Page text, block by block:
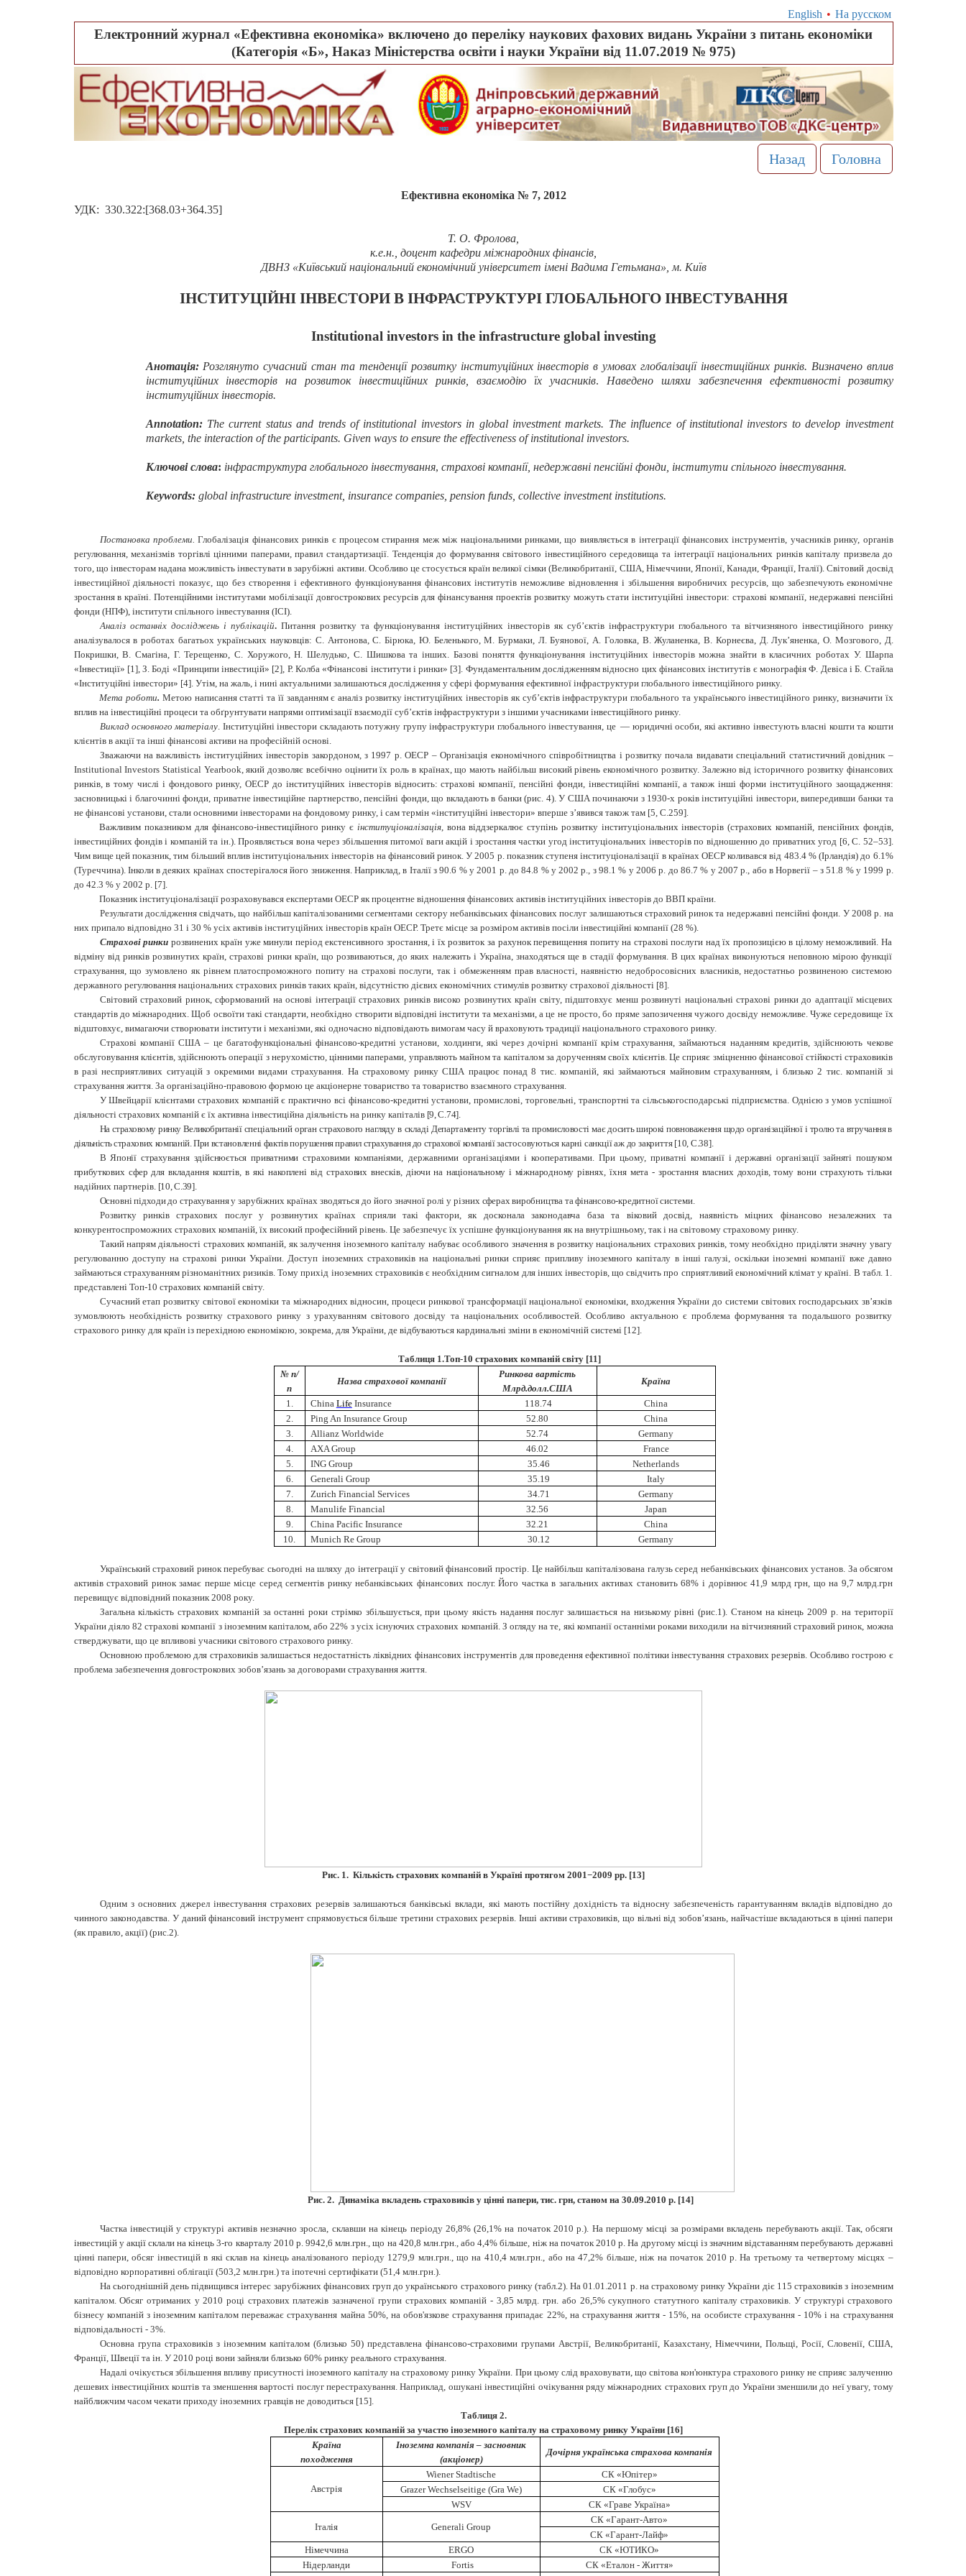
English • На русском
Електронний журнал «Ефективна економіка» включено до переліку наукових фахових видань України з питань економіки
(Категорія «Б», Наказ Міністерства освіти і науки України від 11.07.2019 № 975)
Назад Головна
Ефективна економіка № 7, 2012
УДК: 330.322:[368.03+364.35]
Т. О. Фролова,
к.е.н., доцент кафедри міжнародних фінансів,
ДВНЗ «Київський національний економічний університет імені Вадима Гетьмана», м. Київ
ІНСТИТУЦІЙНІ ІНВЕСТОРИ В ІНФРАСТРУКТУРІ ГЛОБАЛЬНОГО ІНВЕСТУВАННЯ
Institutional investors in the infrastructure global investing
Анотація: Розглянуто сучасний стан та тенденції розвитку інституційних інвесторів в умовах глобалізації інвестиційних ринків. Визначено вплив
інституційних інвесторів на розвиток інвестиційних ринків, взаємодію їх учасників. Наведено шляхи забезпечення ефективності розвитку
інституційних інвесторів.
Annotation: The current status and trends of institutional investors in global investment markets. The influence of institutional investors to develop investment
markets, the interaction of the participants. Given ways to ensure the effectiveness of institutional investors.
Ключові слова: інфраструктура глобального інвестування, страхові компанії, недержавні пенсійні фонди, інститути спільного інвестування.
Keywords: global infrastructure investment, insurance companies, pension funds, collective investment institutions.
Постановка проблеми.Глобалізація фінансових ринків є процесом стирання меж між національними ринками, що виявляється в інтеграції фінансових інструментів, учасників ринку, органів
регулювання, механізмів торгівлі цінними паперами, правил стандартизації. Тенденція до формування світового інвестиційного середовища та інтеграції національних ринків капіталу призвела до
того, що інвесторам надана можливість інвестувати в зарубіжні активи. Особливо це стосується країн великої сімки (Великобританії, США, Німеччини, Японії, Канади, Франції, Італії).Світовий досвід
інвестиційної діяльності показує, що без створення і ефективного функціонування фінансових інститутів неможливе відновлення і збільшення виробничих ресурсів, що забезпечують економічне
зростання в країні. Потенційними інститутами мобілізації довгострокових ресурсів для фінансування проектів розвитку можуть стати інституційні інвестори: страхові компанії, недержавні пенсійні
фонди (НПФ), інститути спільного інвестування (ІСІ).
Аналіз останніх досліджень і публікацій. Питання розвитку та функціонування інституційних інвесторів як суб’єктів інфраструктури глобального та вітчизняного інвестиційного ринку
аналізувалося в роботах багатьох українських науковців: С. Антонова, С. Бiрюка, Ю. Беленького, М. Бурмаки, Л. Буянової, А. Головка, В. Жуланенка, В. Корнеєва, Д. Лук’яненка, О. Мозгового, Д.
Покришки, В. Смагiна, Г. Терещенко, С. Хоружого, Н. Шелудько, С. Шишкова та iнших. Базові поняття функціонування інституційних інвесторів можна знайти в класичних роботах У. Шарпа
«Інвестиції» [1], З. Боді «Принципи інвестицій» [2], Р. Колба «Фінансові інститути і ринки» [3]. Фундаментальним дослідженням відносно цих фінансових інститутів є монографія Ф. Девіса і Б. Стайла
«Інституційні інвестори» [4]. Утім, на жаль, і нині актуальними залишаються дослідження у сфері формування ефективної інфраструктури глобального інвестиційного ринку.
Мета роботи. Метою написання статті та її завданням є аналіз розвитку інституційних інвесторів як суб’єктів інфраструктури глобального та українського інвестиційного ринку, визначити їх
вплив на інвестиційні процеси та обґрунтувати напрями оптимізації взаємодії суб’єктів інфраструктури з іншими учасниками інвестиційного ринку.
Виклад основного матеріалу. Інституційні інвестори складають потужну групу інфраструктури глобального інвестування, це— юридичні особи, які активно інвестують власні кошти та кошти
клієнтів в акції та інші фінансові активи на професійній основі.
Зважаючи на важливість інституційних інвесторів закордоном, з 1997 р. ОЕСР – Організація економічного співробітництва і розвитку почала видавати спеціальний статистичний довідник –
Institutional Investors Statistical Yearbook, який дозволяє всебічно оцінити їх роль в країнах, що мають найбільш високий рівень економічного розвитку. Залежно від історичного розвитку фінансових
ринків, в тому числі і фондового ринку, ОЕСР до інституційних інвесторів відносить: страхові компанії, пенсійні фонди, інвестиційні компанії, а також інші форми інституційного заощадження:
засновницькі і благочинні фонди, приватне інвестиційне партнерство, пенсійні фонди, що вкладають в банки (рис. 4). У США починаючи з 1930-х років інституційні інвестори, випередивши банки та
не фінансові установи, стали основними інвесторами на фондовому ринку, і сам термін «інституційні інвестори» вперше з’явився також там [5, С.259].
Важливим показником для фінансово-інвестиційного ринку є інституціоналізація, вона віддзеркалює ступінь розвитку інституціональних інвесторів (страхових компаній, пенсійних фондів,
інвестиційних фондів і компаній та ін.). Проявляється вона через збільшення питомої ваги акцій і зростання частки угод інституціональних інвесторів по відношенню до приватних угод [6, С. 52–53].
Чим вище цей показник, тим більший вплив інституціональних інвесторів на фінансовий ринок. У 2005 р. показник ступеня інституціоналізації в країнах ОЕСР коливався від 483.4 % (Ірландія) до 6.1%
(Туреччина). Інколи в деяких країнах спостерігалося його зниження. Наприклад, в Італії з 90.6 % у 2001 р. до 84.8 % у 2002 р., з 98.1 % у 2006 р. до 86.7 % у 2007 р., або в Норвегії – з 51.8 % у 1999 р.
до 42.3 % у 2002 р. [7].
Показник інституціоналізації розраховувався експертами ОЕСР як процентне відношення фінансових активів інституційних інвесторів до ВВП країни.
Результати дослідження свідчать, що найбільш капіталізованими сегментами сектору небанківських фінансових послуг залишаються страховий ринок та недержавні пенсійні фонди. У 2008 р. на
них припало відповідно 31 і 30 % усіх активів інституційних інвесторів країн ОЕСР. Третє місце за розміром активів посіли інвестиційні компанії (28 %).
Страхові ринки розвинених країн уже минули період екстенсивного зростання, і їх розвиток за рахунок перевищення попиту на страхові послуги над їх пропозицією в цілому неможливий. На
відміну від ринків розвинутих країн, страхові ринки країн, що розвиваються, до яких належить і Україна, знаходяться ще в стадії формування. В цих країнах виконуються неповною мірою функції
страхування, що зумовлено як рівнем платоспроможного попиту на страхові послуги, так і обмеженням прав власності, наявністю недобросовісних власників, недостатньо розвиненою системою
державного регулювання національних страхових ринків таких країн, відсутністю дієвих економічних стимулів розвитку страхової діяльності [8].
Світовий страховий ринок, сформований на основі інтеграції страхових ринків високо розвинутих країн світу, підштовхує менш розвинуті національні страхові ринки до адаптації місцевих
стандартів до міжнародних. Щоб освоїти такі стандарти, необхідно створити відповідні інститути та механізми, а це не просто, бо пряме запозичення чужого досвіду неможливе. Чуже середовище їх
відштовхує, вимагаючи створювати інститути і механізми, які одночасно відповідають вимогам часу й враховують традиції національного страхового ринку.
Страхові компанії США – це багатофункціональні фінансово-кредитні установи, холдинги, які через дочірні компанії крім страхування, займаються наданням кредитів, здійснюють чекове
обслуговування клієнтів, здійснюють операції з нерухомістю, цінними паперами, управляють майном та капіталом за дорученням своїх клієнтів. Це сприяє зміцненню фінансової стійкості страховиків
в разі несприятливих ситуацій з окремими видами страхування. На страховому ринку США працює понад 8 тис. компаній, які займаються майновим страхуванням, і близько 2 тис. компаній зі
страхування життя. За організаційно-правовою формою це акціонерне товариство та товариство взаємного страхування.
У Швейцарії клієнтами страхових компаній є практично всі фінансово-кредитні установи, промислові, торговельні, транспортні та сільськогосподарські підприємства. Однією з умов успішної
діяльності страхових компаній є їх активна інвестиційна діяльність на ринку капіталів [9, С.74].
На страховому ринку Великобританії спеціальний орган страхового нагляду в складі Департаменту торгівлі та промисловості має досить широкі повноваження щодо організаційної і тролю та втручання в
діяльність страхових компаній. При встановленні фактів порушення правил страхування до страхової компаніїзастосовуються карні санкції аж до закриття [10, С.38].
В Японії страхування здійснюється приватними страховими компаніями, державними організаціями і кооперативами. При цьому, приватні компанії і державні організації зайняті пошуком
прибуткових сфер для вкладання коштів, в які накоплені від страхових внесків, діючина національному і міжнародному рівнях,їхня мета - зростання власних доходів, томувони страхують тільки
надійних партнерів. [10, С.39].
Основні підходи до страхування у зарубіжних країнах зводяться до його значної ролі у різних сферах виробництва та фінансово-кредитної системи.
Розвитку ринків страхових послуг у розвинутих країнах сприяли такі фактори, як досконала законодавча база та віковий досвід, наявність міцних фінансово незалежних та
конкурентоспроможних страхових компаній, їх високий професійний рівень. Це забезпечує їх успішне функціонування як на внутрішньому, так і на світовому страховому ринку.
Такий напрям діяльності страхових компаній, як залучення іноземного капіталу набуває особливого значення в розвитку національних страхових ринків, тому необхідно приділяти значну увагу
регулюванню доступу на страхові ринки України. Доступ іноземних страховиків на національні ринки сприяє припливу іноземного капіталу в інші галузі, оскільки іноземні компанії вже давно
займаються страхуванням різноманітних ризиків. Тому прихід іноземних страховиків є необхідним сигналом для інших інвесторів, що свідчить про сприятливий економічний клімат у країні. В табл. 1.
представлені Топ-10 страхових компаній світу.
Сучасний етап розвитку світової економіки та міжнародних відносин, процеси ринкової трансформації національної економіки, входження України до системи світових господарських зв’язків
зумовлюють необхідність розвитку страхового ринку з урахуванням світового досвіду та національних особливостей. Особливо актуальною є проблема формування та подальшого розвитку
страхового ринку для країн із перехідною економікою, зокрема, для України, де відбуваються кардинальні зміни в економічній системі [12].
Таблиця 1.Топ-10 страхових компаній світу [11]
№ п/
п
Назва страхової компанії
Ринкова вартість
Млрд.долл.США
Країна
1. China LifeInsurance 118.74
China
2.
Ping An Insurance Group 52.80
China
3.
Allianz Worldwide 52.74
Germany
4.
AXA Group 46.02
France
5.
ING Group 35.46
Netherlands
6.
Generali Group 35.19
Italy
7.
Zurich Financial Services 34.71
Germany
8.
Manulife Financial 32.56
Japan
9.
China Pacific Insurance 32.21
China
10.
Munich Re Group 30.12 Germany
Український страховий ринок перебуває сьогодні на шляху до інтеграції у світовий фінансовий простір. Це найбільш капіталізована галузь серед небанківських фінансових установ. За обсягом
активів страховий ринок замає перше місце серед сегментів ринку небанківських фінансових послуг. Його частка в загальних активах становить 68% і дорівнює 41,9 млрд грн, що на 9,7 млрд.грн
перевищує відповідний показник 2008 року.
Загальна кількість страхових компаній за останні роки стрімко збільшується, при цьому якість надання послуг залишається на низькому рівні (рис.1). Станом на кінець 2009 р. на території
України діяло 82 страхові компанії з іноземним капіталом, або 22% з усіх існуючих страхових компаній. З огляду на те, які компанії останніми роками виходили на вітчизняний страховий ринок, можна
стверджувати, що це впливові учасники світового страхового ринку.
Основною проблемою для страховиків залишається недостатність ліквідних фінансових інструментів для проведення ефективної політики інвестування страхових резервів. Особливо гострою є
проблема забезпечення довгострокових зобов’язань за договорами страхування життя.
Рис. 1. Кількість страхових компаній в Україні протягом 2001−2009 рр. [13]
Одним з основних джерел інвестування страхових резервів залишаються банківські вклади, які мають постійну дохідність та відносну забезпеченість гарантуванням вкладів відповідно до
чинного законодавства. У даний фінансовий інструмент спрямовується більше третини страхових резервів. Інші активи страховиків, що вільні від зобов’язань, найчастіше вкладаються в цінні папери
(як правило, акції) (рис.2).
Рис. 2. Динаміка вкладень страховиків у цінні папери, тис. грн, станом на 30.09.2010 р. [14]
Частка інвестицій у структурі активів незначно зросла, склавши на кінець періоду 26,8% (26,1% на початок 2010 р.). На першому місці за розмірами вкладень перебувають акції. Так, обсяги
інвестицій у акції склали на кінець 3-го кварталу 2010 р. 9942,6 млн.грн., що на 420,8 млн.грн., або 4,4% більше, ніж на початок 2010 р. На другому місці із значним відставанням перебувають державні
цінні папери, обсяг інвестицій в які склав на кінець аналізованого періоду 1279,9 млн.грн., що на 410,4 млн.грн., або на 47,2% більше, ніж на початок 2010 р. На третьому та четвертому місцях –
відповідно корпоративні облігації (503,2 млн.грн.) та іпотечні сертифікати (51,4 млн.грн.).
На сьогоднішній день підвищився інтерес зарубіжних фінансових груп до українського страхового ринку (табл.2).На 01.01.2011 р. на страховому ринку України діє 115 страховиків з іноземним
капіталом. Обсяг отриманих у 2010 році страхових платежів зазначеної групи страхових компаній - 3,85 млрд. грн. або 26,5% сукупного статутного капіталу страховиків. У структурі страхового
бізнесу компаній з іноземним капіталом переважає страхування майна 50%, на обов'язкове страхування припадає 22%, на страхування життя - 15%, на особисте страхування - 10% і на страхування
відповідальності - 3%.
Основна група страховиків з іноземним капіталом (близько 50) представлена фінансово-страховими групами Австрії, Великобританії, Казахстану, Німеччини, Польщі, Росії, Словенії, США,
Франції, Швеції та ін. У 2010 році вони зайняли близько 60% ринку реального страхування.
Надалі очікується збільшення впливу присутності іноземного капіталу на страховому ринку України. При цьому слід враховувати, що світова кон'юнктура страхового ринку не сприяє залученню
дешевих інвестиційних коштів та зменшення вартості послуг перестрахування. Наприклад, ошукані інвестиційні очікування ряду міжнародних страхових груп до України зменшили до неї увагу, тому
найближчим часом чекати приходу іноземних гравців не доводиться [15].
Таблиця 2.
Перелік страхових компаній за участю іноземного капіталу на страховому ринку України [16]
Країна
походження
Іноземна компанія – засновник
(акціонер)
Дочірня українська страхова компанія
Австрія
Wiener Stadtische
СК «Юпітер»
Grazer Wechselseitige (Gra We)
СК «Глобус»
WSV
СК «Граве Україна»
Італія Generali Group
СК «Гарант-Авто»
СК «Гарант-Лайф»
Німеччина
ERGO
СК «ЮТИКО»
Нідерланди
Fortis
СК «Еталон - Життя»